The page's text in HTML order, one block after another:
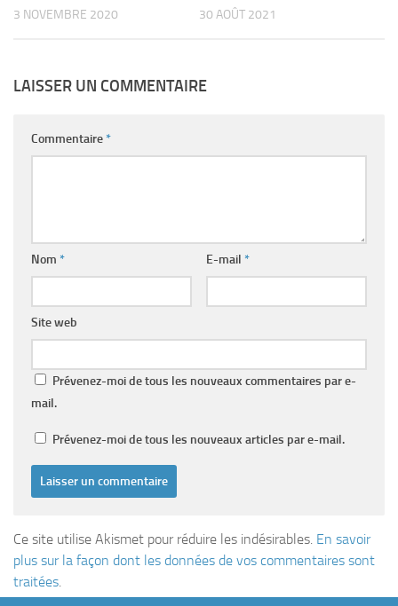
3 NOVEMBRE 2020 30 AOÛT 2021
LAISSER UN COMMENTAIRE
Commentaire*
Nom * E-mail *
Site web
Prévenez-moi de tous les nouveaux commentaires par e-
mail.
Prévenez-moi de tous les nouveaux articles par e-mail.
Ce site utilise Akismet pour réduire les indésirables. En savoir
plus sur la façon dont les données de vos commentaires sont
traitées.